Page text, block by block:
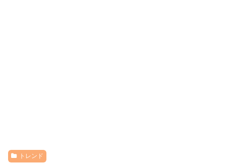
トレンド